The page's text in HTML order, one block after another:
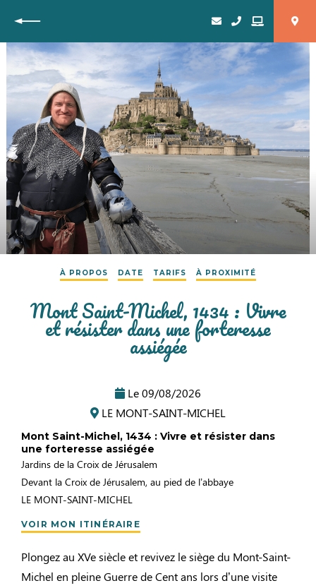
Retour
À PROPOS DATE TARIFS À PROXIMITÉ
Mont Saint-Michel, 1434 : Vivre
et résister dans une forteresse
assiégée
Le09/08/2026
LE MONT-SAINT-MICHEL
Mont Saint-Michel, 1434 : Vivre et résister dans
une forteresse assiégée
Jardins de la Croix de Jérusalem
Devant la Croix de Jérusalem, au pied de l’abbaye
LE MONT-SAINT-MICHEL
VOIR MON ITINÉRAIRE
Plongez au XVe siècle et revivez le siège du Mont-Saint-
Michel en pleine Guerre de Cent ans lors d’une visite